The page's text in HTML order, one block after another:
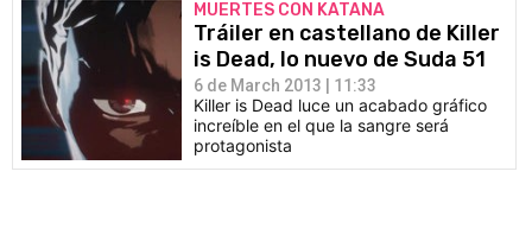
MUERTES CON KATANA
Tráiler en castellano de Killer
is Dead, lo nuevo de Suda 51
6 de March 2013 | 11:33
Killer is Dead luce un acabado gráfico
increíble en el que la sangre será
protagonista